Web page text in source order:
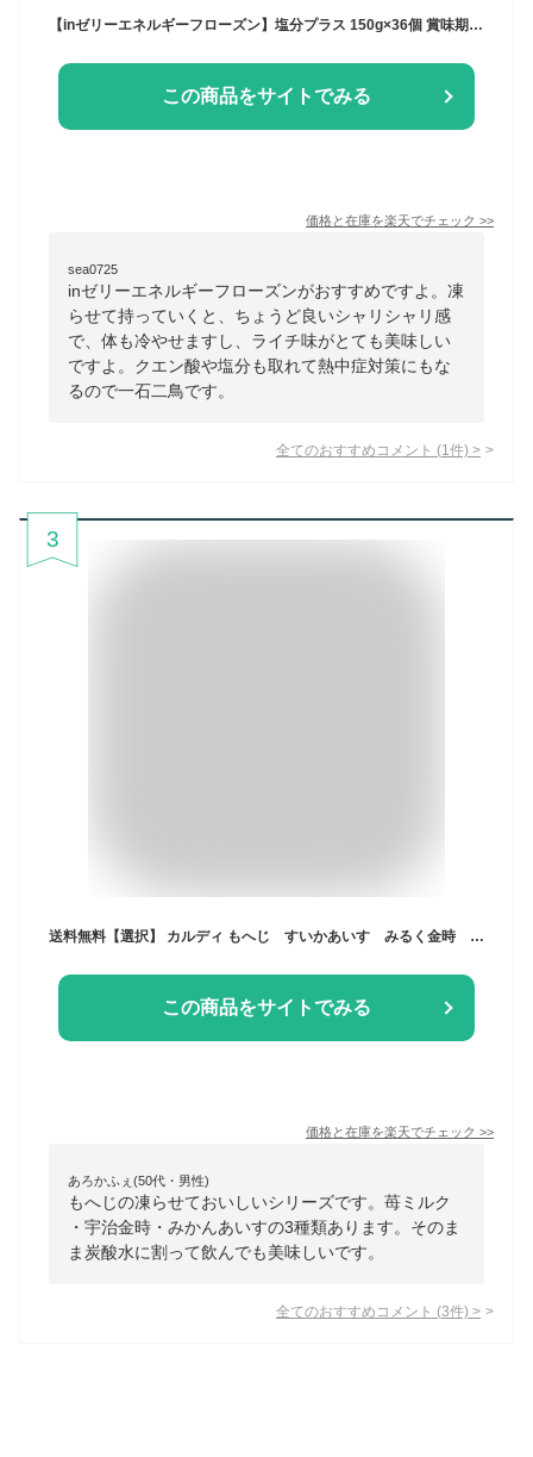
【inゼリーエネルギーフローズン】塩分プラス 150g×36個 賞味期限2026年2月末 冷凍 凍らせて食べる ライチ味 熱中症対策 運動 クエン酸 夏 部活 送料無料 数量限定 食品ロス フードロス 削減 エコイート 日本もったいない食品センター
この商品をサイトでみる
価格と在庫を楽天でチェック >>
sea0725
inゼリーエネルギーフローズンがおすすめですよ。凍
らせて持っていくと、ちょうど良いシャリシャリ感
で、体も冷やせますし、ライチ味がとても美味しい
ですよ。クエン酸や塩分も取れて熱中症対策にもな
るので一石二鳥です。
全てのおすすめコメント (1 件) >
3
送料無料【選択】 カルディ もへじ すいかあいす みるく金時 苺ミルク 宇治金時 青梅あいす 梅あいす みかんあいす 凍らせておいしい 熊本県 和歌山県 福岡県 北海道産 母の日 父の日 ギフト 話題 SNSで話題 ASMR 成城石井
この商品をサイトでみる
価格と在庫を楽天でチェック >>
あろかふぇ(50代・男性)
もへじの凍らせておいしいシリーズです。苺ミルク
・宇治金時・みかんあいすの3種類あります。そのま
ま炭酸水に割って飲んでも美味しいです。
全てのおすすめコメント (3件) >